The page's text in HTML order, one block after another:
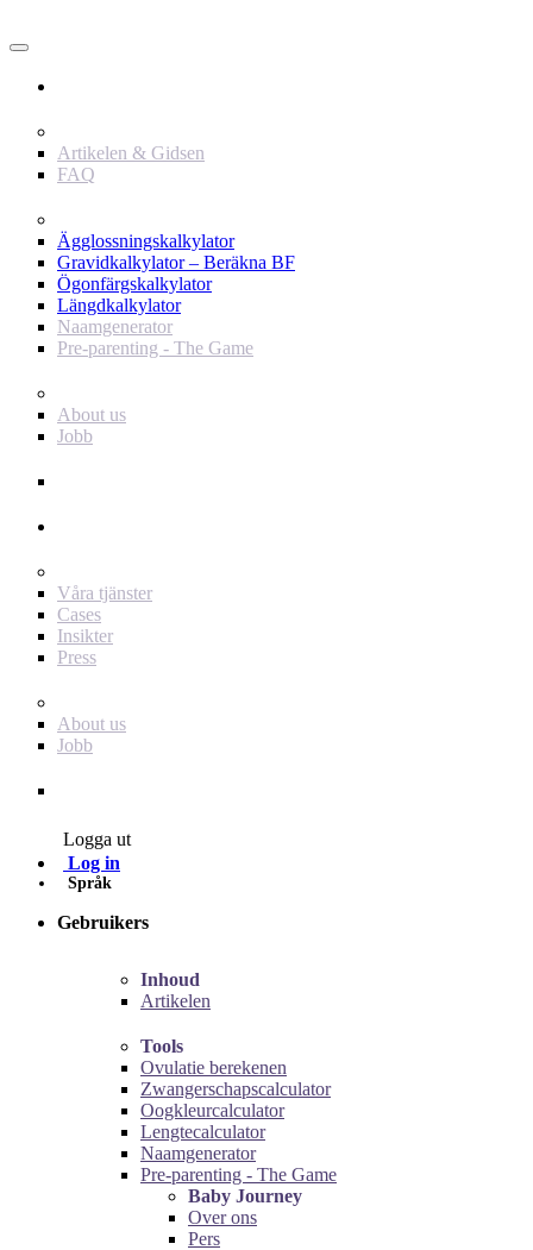
Artikelen & Gidsen
FAQ
Ägglossningskalkylator
Gravidkalkylator – Beräkna BF
Ögonfärgskalkylator
Längdkalkylator
Naamgenerator
Pre-parenting - The Game
About us
Jobb
Våra tjänster
Cases
Insikter
Press
About us
Jobb
Logga ut
Log in
Språk
Gebruikers
Inhoud
Artikelen
Tools
Ovulatie berekenen
Zwangerschapscalculator
Oogkleurcalculator
Lengtecalculator
Naamgenerator
Pre-parenting - The Game
Baby Journey
Over ons
Pers